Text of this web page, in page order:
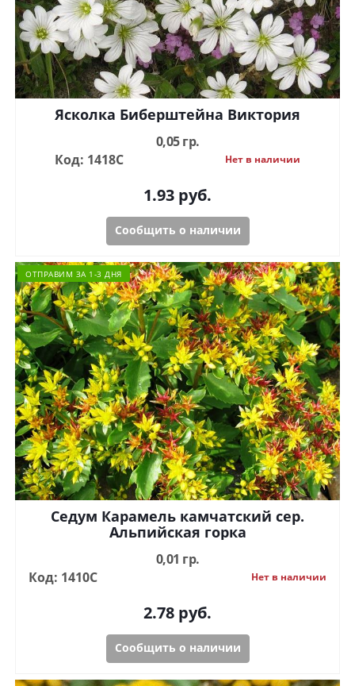
Ясколка Биберштейна Виктория
0,05 гр.
Код: 1418С
Нет в наличии
1.93 руб.
Сообщить о наличии
ОТПРАВИМ ЗА 1-3 ДНЯ
Седум Карамель камчатский сер.
Альпийская горка
0,01 гр.
Код: 1410С
Нет в наличии
2.78 руб.
Сообщить о наличии